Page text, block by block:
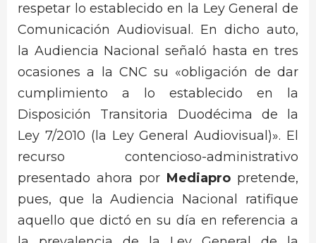
respetar lo establecido en la Ley General de
Comunicación Audiovisual. En dicho auto,
la Audiencia Nacional señaló hasta en tres
ocasiones a la CNC su «obligación de dar
cumplimiento a lo establecido en la
Disposición Transitoria Duodécima de la
Ley 7/2010 (la Ley General Audiovisual)». El
recurso contencioso-administrativo
presentado ahora por Mediapro pretende,
pues, que la Audiencia Nacional ratifique
aquello que dictó en su día en referencia a